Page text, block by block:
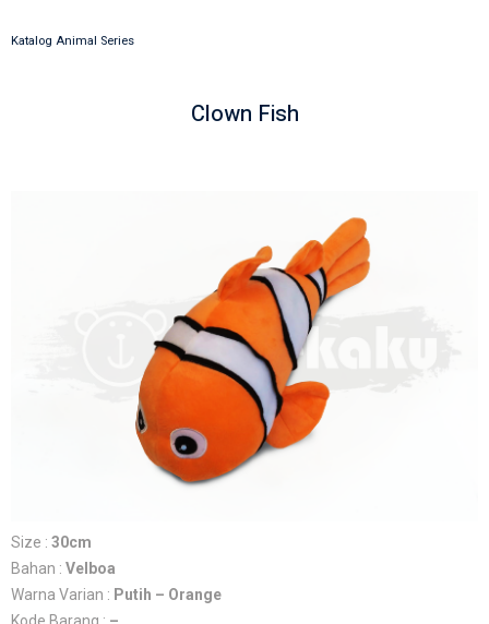
Katalog Animal Series
Clown Fish
Size : 30cm
Bahan : Velboa
Warna Varian : Putih – Orange